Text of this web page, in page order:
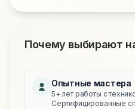
Почему выбирают
Опытные мастера
5+ лет работы с
Сертифицированные